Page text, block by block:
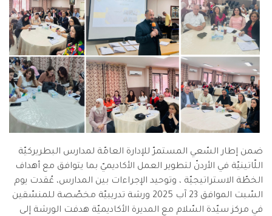
ضمن إطار السّعي المستمرّ للإدارة العامّة لمدارس البطريركيّة
اللّاتينيّة في الأردنّ لتطوير العمل الأكاديميّ بما يتوافق مع أهداف
الخطّة الاستراتيجيّة ، وتوحيد الإجراءات بين المدارس، عُقدت يوم
السّبت الموافق 23 آب 2025 ورشة تدريبيّة مخصّصة للمنسّقين
في مركز سيّدة السّلام مع المديرة الأكاديميّة هدفت الورشة إلى